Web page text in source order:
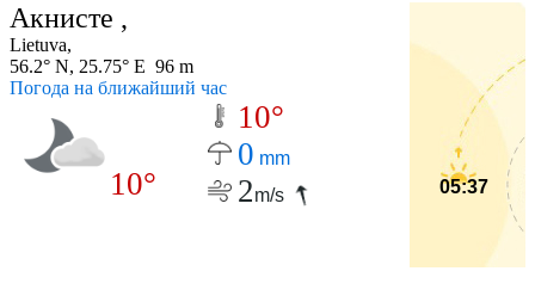
Акнисте ,
Lietuva,
56.2° N, 25.75° E 96 m
Погода на ближайший час
10°
10°
0 mm
2m/s 05:37